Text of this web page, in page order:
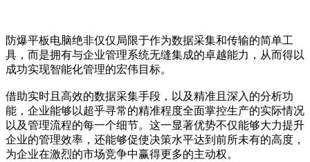
防爆平板电脑绝非仅仅局限于作为数据采集和传输的简单工
具，而是拥有与企业管理系统无缝集成的卓越能力，从而得以
成功实现智能化管理的宏伟目标。
借助实时且高效的数据采集手段，以及精准且深入的分析功
能，企业能够以超乎寻常的精准程度全面掌控生产的实际情况
以及管理流程的每一个细节。这一显著优势不仅能够大力提升
企业的管理效率，还能够促使决策水平达到前所未有的高度，
为企业在激烈的市场竞争中赢得更多的主动权。